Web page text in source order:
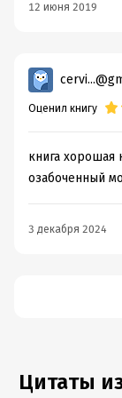
попросить
литературный
12 июня 2019
Оценил книгу
книга хорошая
озабоченный
3 декабря 2024
Цитаты